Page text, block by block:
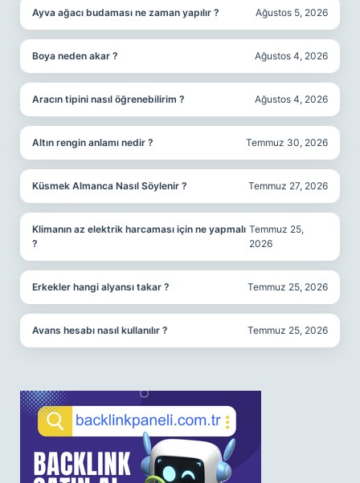
Ayva ağacı budaması ne zaman yapılır ? Ağustos 5, 2026
Boya neden akar ? Ağustos 4, 2026
Aracın tipini nasıl öğrenebilirim ? Ağustos 4, 2026
Altın rengin anlamı nedir ? Temmuz 30, 2026
Küsmek Almanca Nasıl Söylenir ? Temmuz 27, 2026
Klimanın az elektrik harcaması için ne yapmalı
?
Temmuz 25,
2026
Erkekler hangi alyansı takar ? Temmuz 25, 2026
Avans hesabı nasıl kullanılır ? Temmuz 25, 2026